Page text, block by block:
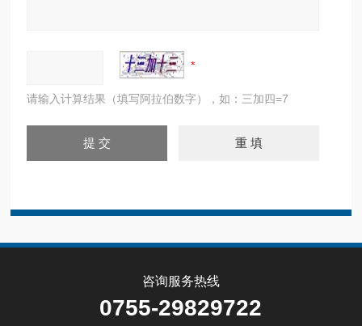
请输入计算结果（填写阿拉伯数字），如：三加四=7
咨询服务热线
0755-29829722